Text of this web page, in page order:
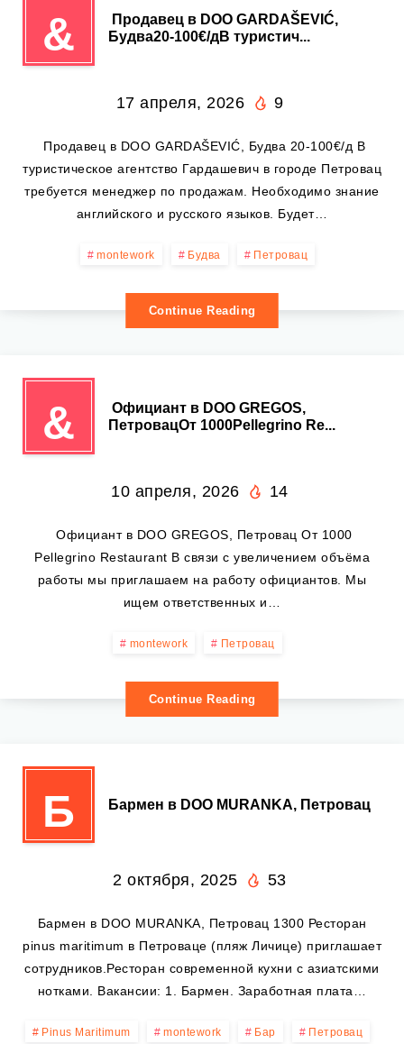
&
️ Продавец в DOO GARDAŠEVIĆ,
Будва20-100€/дВ туристич...
17 апреля, 2026 9
️ Продавец в DOO GARDAŠEVIĆ, Будва 20-100€/д В
туристическое агентство Гардашевич в городе Петровац
требуется менеджер по продажам. Необходимо знание
английского и русского языков. Будет…
montework Будва Петровац
Continue Reading
&
️ Официант в DOO GREGOS,
ПетровацОт 1000Pellegrino Re...
10 апреля, 2026 14
️ Официант в DOO GREGOS, Петровац От 1000
Pellegrino Restaurant В связи с увеличением объёма
работы мы приглашаем на работу официантов. Мы
ищем ответственных и…
montework Петровац
Continue Reading
Б Бармен в DOO MURANKA, Петровац
2 октября, 2025 53
Бармен в DOO MURANKA, Петровац 1300 Ресторан
pinus maritimum в Петроваце (пляж Личице) приглашает
сотрудников.Ресторан современной кухни с азиатскими
нотками. Вакансии: 1. Бармен. Заработная плата…
Pinus Maritimum montework Бар Петровац